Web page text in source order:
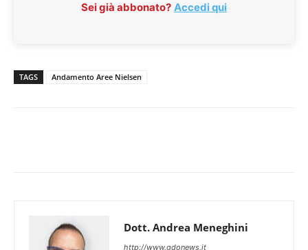
Sei già abbonato? Accedi qui
TAGS Andamento Aree Nielsen
Dott. Andrea Meneghini
http://www.gdonews.it